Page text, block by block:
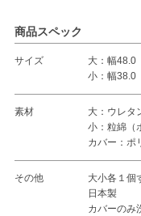
商品スペック
サイズ
大：幅
小：幅
素材
大：ウレタ
小：粒綿（
カバー：ポ
その他
大小各１個
日本製
カバーのみ